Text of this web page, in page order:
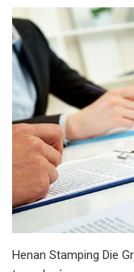
Henan Stamping Die